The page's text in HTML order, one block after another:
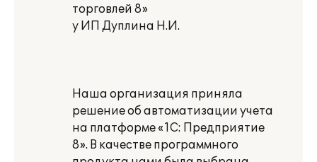
торговлей 8»
у ИП Дуплина Н.И.
Наша организация приняла
решение об автоматизации учета
на платформе «1С: Предприятие
8». В качестве программного